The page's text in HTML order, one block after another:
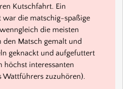
Kutschfahrt. Ein
war die matschig-spaßige
die meisten
den Matsch gemalt und
geknackt und aufgefuttert
höchst interessanten
Wattführers zuzuhören).